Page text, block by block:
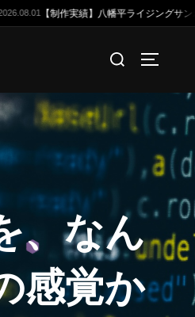
公式サイトを公開しました —— 朝陽が昇
検
象:
、なん
感覚か